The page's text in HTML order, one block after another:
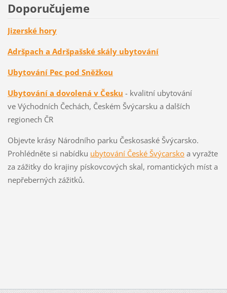
Doporučujeme
Jizerské hory
Adršpach a Adršpašské skály ubytování
Ubytování Pec pod Sněžkou
Ubytování a dovolená v Česku - kvalitní ubytování
ve Východních Čechách, Českém Švýcarsku a dalších
regionech ČR
Objevte krásy Národního parku Českosaské Švýcarsko.
Prohlédněte si nabídku ubytování České Švýcarskoa vyražte
za zážitky do krajiny pískovcových skal, romantických míst a
nepřeberných zážitků.